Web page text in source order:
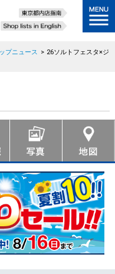
プニュース > 26ソルトフェスタ×ジ